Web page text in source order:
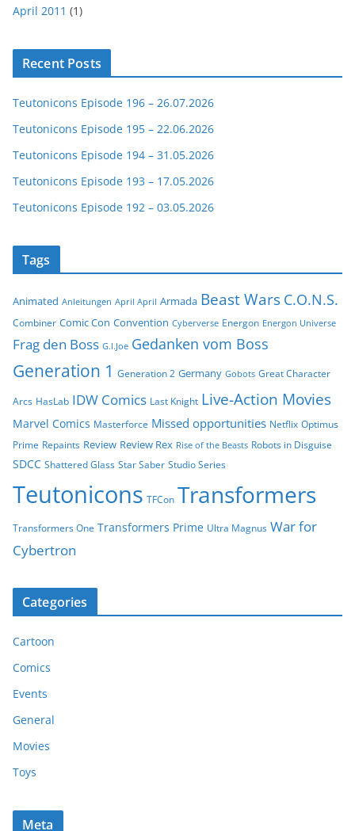
April 2011 (1)
Recent Posts
Teutonicons Episode 196 – 26.07.2026
Teutonicons Episode 195 – 22.06.2026
Teutonicons Episode 194 – 31.05.2026
Teutonicons Episode 193 – 17.05.2026
Teutonicons Episode 192 – 03.05.2026
Tags
Animated Anleitungen April April Armada Beast Wars C.O.N.S.
Combiner Comic Con Convention Cyberverse Energon Energon Universe
Frag den Boss G.I.Joe Gedanken vom Boss
Generation 1 Generation 2 Germany Gobots Great Character
Arcs HasLab IDW Comics Last Knight Live-Action Movies
Marvel Comics Masterforce Missed opportunities Netflix Optimus
Prime Repaints Review Review Rex Rise of the Beasts Robots in Disguise
SDCC Shattered Glass Star Saber Studio Series
Teutonicons TFCon Transformers
Transformers One Transformers Prime Ultra Magnus War for
Cybertron
Categories
Cartoon
Comics
Events
General
Movies
Toys
Meta